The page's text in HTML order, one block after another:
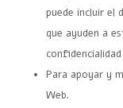
puede incluir el
que ayuden a
Para apoyar y
Web.